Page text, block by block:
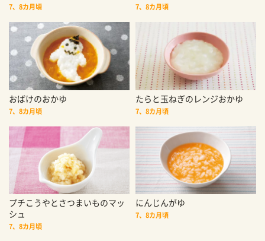
7、8カ月頃 7、8カ月頃
おばけのおかゆ
7、8カ月頃
たらと玉ねぎのレンジおかゆ
7、8カ月頃
プチこうやとさつまいものマッ
シュ
7、8カ月頃
にんじんがゆ
7、8カ月頃